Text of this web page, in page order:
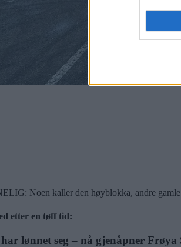
Noen kaller den høyblokka, andre
etter en tøff tid:
lønnet seg – nå gjenåpner Frøya